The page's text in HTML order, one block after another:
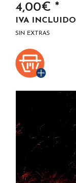
4,00€ *
IVA INCLUIDO
SIN EXTRAS